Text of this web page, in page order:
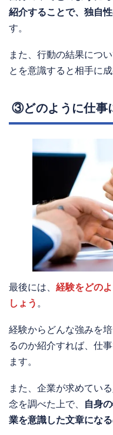
紹介することで、独自
す。
また、行動の結果につ
とを意識すると相手に
③どのように仕事
最後には、 経験をどの
しょう 。
経験からどんな強みを
るのか紹介すれば、仕
ます。
また、企業が求めてい
念を調べた上で、
自身
業を意識した文章になる